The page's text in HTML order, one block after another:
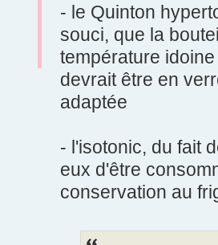
- le Quinton
souci, que la
température
devrait être en
adaptée
- l'isotonic, du fait
eux d'être
conservation au